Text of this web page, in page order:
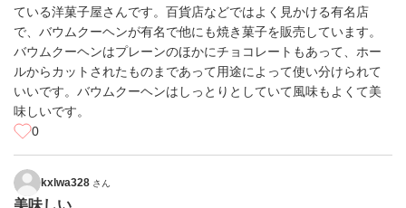
ている洋菓子屋さんです。百貨店などではよく見かける有名店
で、バウムクーヘンが有名で他にも焼き菓子を販売しています。
バウムクーヘンはプレーンのほかにチョコレートもあって、ホー
ルからカットされたものまであって用途によって使い分けられて
いいです。バウムクーヘンはしっとりとしていて風味もよくて美
味しいです。
0
kxlwa328 さん
美味しい